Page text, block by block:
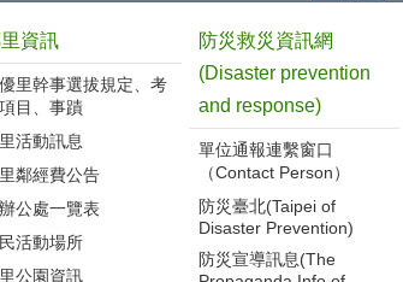
資訊
里幹事選拔規定、考
目、事蹟
活動訊息
鄰經費公告
公處一覽表
活動場所
公園資訊
防災救災資訊網
(Disaster prevention
and response)
單位通報連繫窗口
（Contact Person）
防災臺北(Taipei of
Disaster Prevention)
防災宣導訊息(The